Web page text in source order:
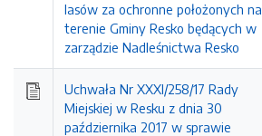
lasów za ochronne położonych na
terenie Gminy Resko będących w
zarządzie Nadleśnictwa Resko
Uchwała Nr XXXI/258/17 Rady
Miejskiej w Resku z dnia 30
października 2017 w sprawie